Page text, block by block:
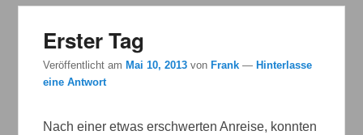
Erster Tag
Veröffentlicht am Mai 10, 2013 von Frank — Hinterlasse
eine Antwort
Nach einer etwas erschwerten Anreise, konnten